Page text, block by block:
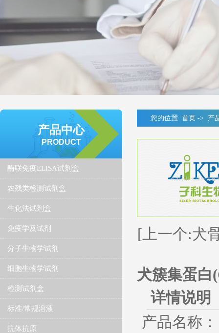
产品中心
PRODUCT
酶联免疫ELISA试剂盒
农残类检测试剂盒
生化法试剂盒
免疫学及试剂
分子生物学试剂
细胞生物学试剂
检测试剂盒
标准/常规溶液
抗体抗原
您的位置: 首页 -> 产
[上一个:犬
犬簇集蛋
详情说明
产品名称：